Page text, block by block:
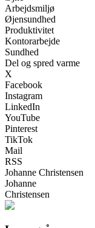
Arbejdsmiljø
Øjensundhed
Produktivitet
Kontorarbejde
Sundhed
Del og spred varme
X
Facebook
Instagram
LinkedIn
YouTube
Pinterest
TikTok
Mail
RSS
Johanne Christensen
Johanne
Christensen